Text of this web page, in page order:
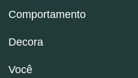
Comportamento
Decora
Você